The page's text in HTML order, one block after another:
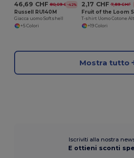
46,69 CHF 80,09 CHF
-42%
Russell RU140M
Giacca uomo Softshell
+5 Colori
2,17 CHF 7,89 CHF
+19 Colori
Mostra tutto
Iscriviti alla nostra
E ottieni sconti